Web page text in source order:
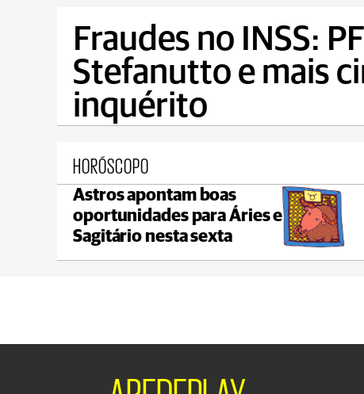
Fraudes no INSS:
Stefanutto e mais
inquérito
HORÓSCOPO
Astros apontam boas
oportunidades para Áries e
Sagitário nesta sexta
Castro
max 22°C min 18°C